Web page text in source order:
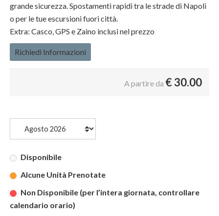
grande sicurezza. Spostamenti rapidi tra le strade di Napoli
o per le tue escursioni fuori città.
Extra: Casco, GPS e Zaino inclusi nel prezzo
Richiedi Informazioni
A partire da €30.00
Disponibile
Alcune Unità Prenotate
Non Disponibile (per l’intera giornata, controllare
calendario orario)